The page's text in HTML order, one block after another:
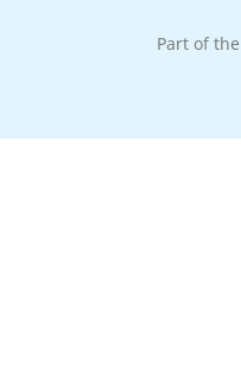
Part of the